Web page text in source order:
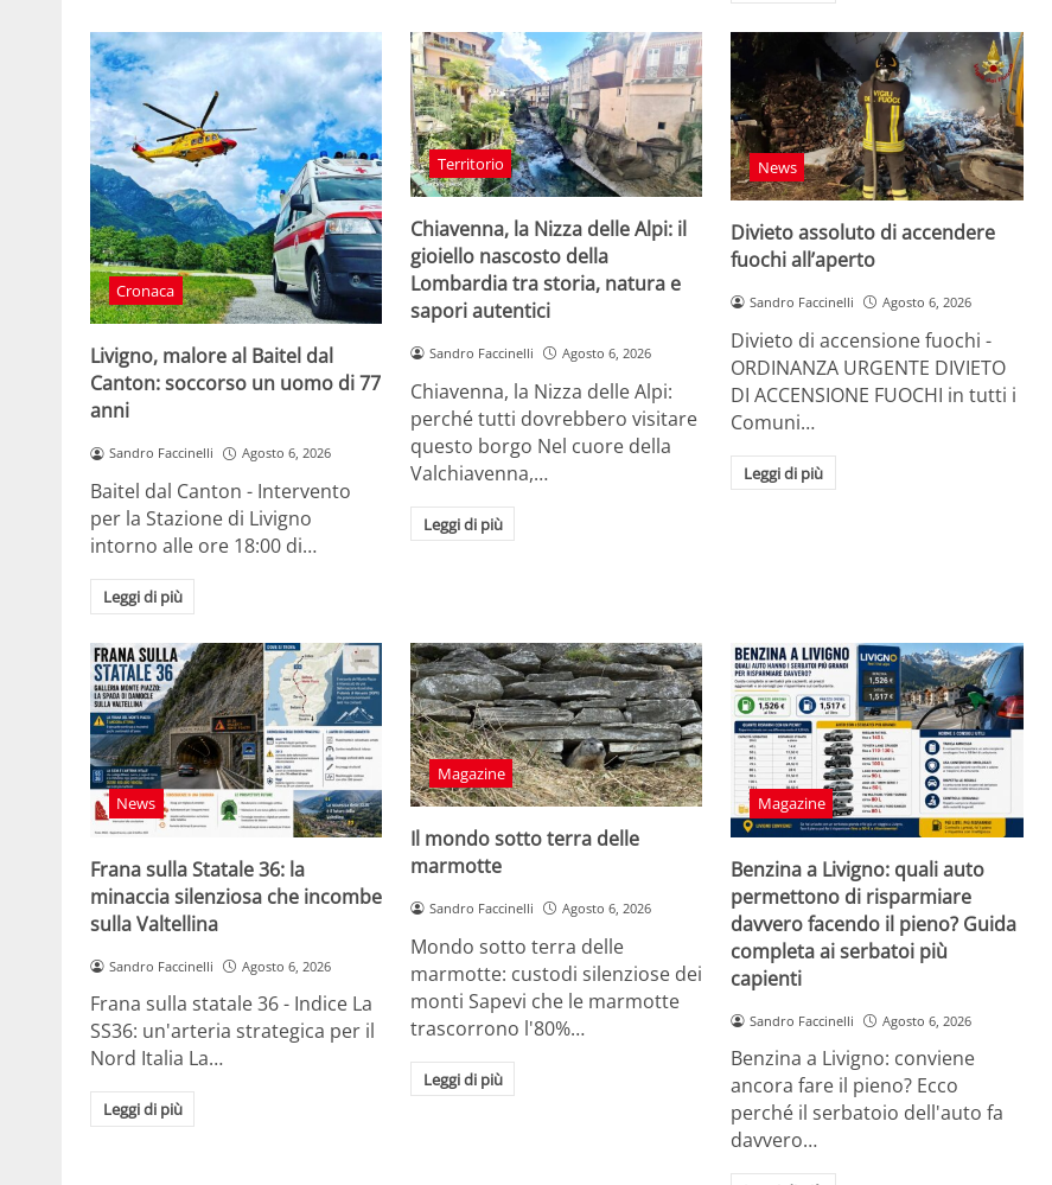
Cronaca
Livigno, malore al Baitel dal
Canton: soccorso un uomo di 77
anni
Sandro Faccinelli Agosto 6, 2026
Baitel dal Canton - Intervento
per la Stazione di Livigno
intorno alle ore 18:00 di…
Leggi di più
Territorio
Chiavenna, la Nizza delle Alpi: il
gioiello nascosto della
Lombardia tra storia, natura e
sapori autentici
Sandro Faccinelli Agosto 6, 2026
Chiavenna, la Nizza delle Alpi:
perché tutti dovrebbero visitare
questo borgo Nel cuore della
Valchiavenna,…
Leggi di più
News
Divieto assoluto di accendere
fuochi all’aperto
Sandro Faccinelli Agosto 6, 2026
Divieto di accensione fuochi -
ORDINANZA URGENTE DIVIETO
DI ACCENSIONE FUOCHI in tutti i
Comuni…
Leggi di più
News
Frana sulla Statale 36: la
minaccia silenziosa che incombe
sulla Valtellina
Sandro Faccinelli Agosto 6, 2026
Frana sulla statale 36 - Indice La
SS36: un'arteria strategica per il
Nord Italia La…
Leggi di più
Magazine
Il mondo sotto terra delle
marmotte
Sandro Faccinelli Agosto 6, 2026
Mondo sotto terra delle
marmotte: custodi silenziose dei
monti Sapevi che le marmotte
trascorrono l'80%…
Leggi di più
Magazine
Benzina a Livigno: quali auto
permettono di risparmiare
davvero facendo il pieno? Guida
completa ai serbatoi più
capienti
Sandro Faccinelli Agosto 6, 2026
Benzina a Livigno: conviene
ancora fare il pieno? Ecco
perché il serbatoio dell'auto fa
davvero…